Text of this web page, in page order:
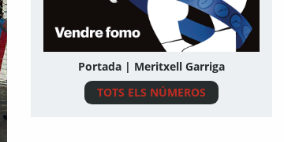
Portada | Meritxell Garriga
TOTS ELS NÚMEROS